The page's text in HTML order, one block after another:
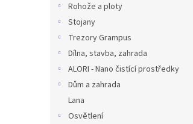
Rohože a ploty
Stojany
Trezory Grampus
Dílna, stavba, zahrada
ALORI - Nano čistící prostředky
Dům a zahrada
Lana
Osvětlení